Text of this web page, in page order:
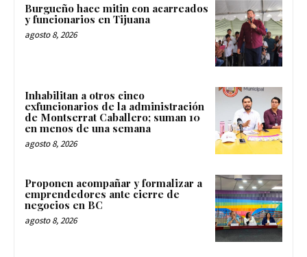
Burgueño hace mitin con acarreados
y funcionarios en Tijuana
agosto 8, 2026
Inhabilitan a otros cinco
exfuncionarios de la administración
de Montserrat Caballero; suman 10
en menos de una semana
agosto 8, 2026
Proponen acompañar y formalizar a
emprendedores ante cierre de
negocios en BC
agosto 8, 2026